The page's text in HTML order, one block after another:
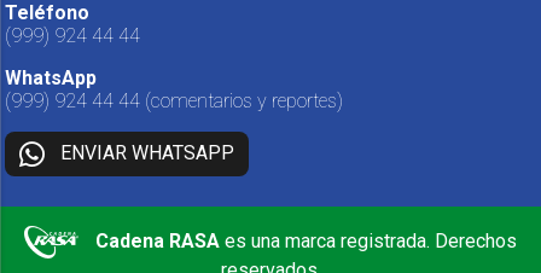
Teléfono
(999) 924 44 44
WhatsApp
(999) 924 44 44 (comentarios y reportes)
ENVIAR WHATSAPP
Cadena RASA es una marca registrada. Derechos